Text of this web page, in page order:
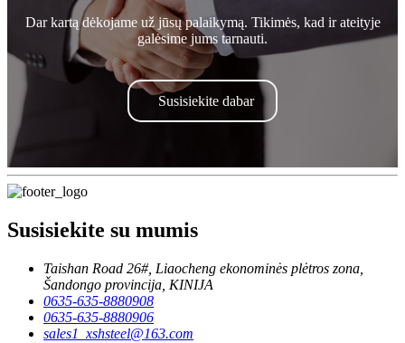
Dar kartą dėkojame už jūsų palaikymą. Tikimės, kad ir ateityje
galėsime jums tarnauti.
Susisiekite dabar
Susisiekite su mumis
Taishan Road 26#, Liaocheng ekonominės plėtros zona,
Šandongo provincija, KINIJA
0635-635-8880908
0635-635-8880906
sales1_xshsteel@163.com